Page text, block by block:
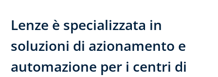
Lenze è specializzata in
soluzioni di azionamento e
automazione per i centri di